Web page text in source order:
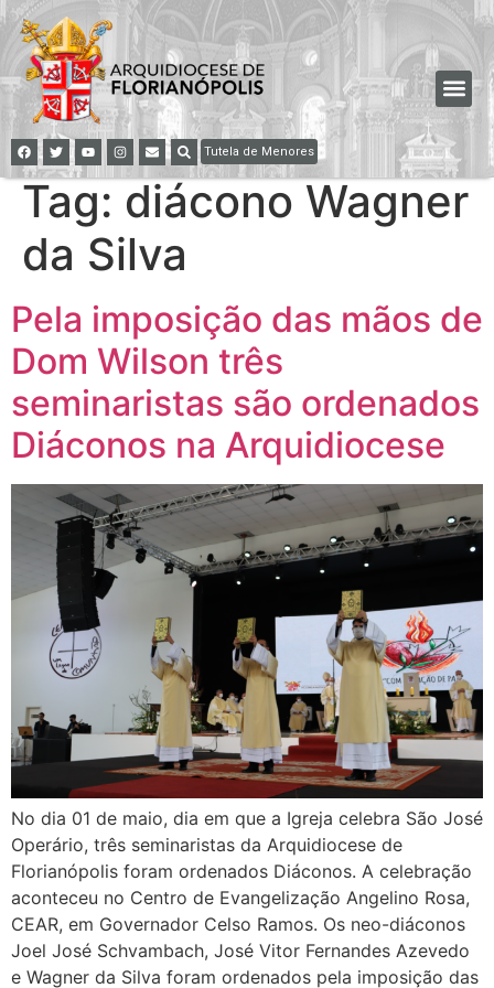
Tutela de Menores
Tag: diácono Wagner
da Silva
Pela imposição das mãos de
Dom Wilson três
seminaristas são ordenados
Diáconos na Arquidiocese
No dia 01 de maio, dia em que a Igreja celebra São José
Operário, três seminaristas da Arquidiocese de
Florianópolis foram ordenados Diáconos. A celebração
aconteceu no Centro de Evangelização Angelino Rosa,
CEAR, em Governador Celso Ramos. Os neo-diáconos
Joel José Schvambach, José Vitor Fernandes Azevedo
e Wagner da Silva foram ordenados pela imposição das